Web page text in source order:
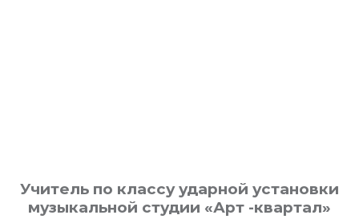
Учитель по классу ударной установки
музыкальной студии «Арт -квартал»